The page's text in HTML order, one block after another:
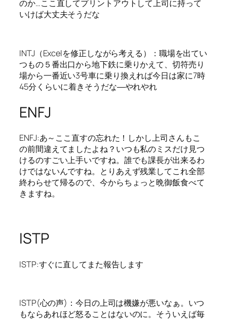
のか…ここ直してプリントアウトして上司に持って
いけば大丈夫そうだな
INTJ（Excelを修正しながら考える）：職場を出てい
つもの５番出口から地下鉄に乗りかえて、切符売り
場から一番近い3号車に乗り換えれば今日は家に7時
45分くらいに着きそうだな―やれやれ
ENFJ
ENFJ:あ～ここ直すの忘れた！しかし上司さんもこ
の前間違えてましたよね？いつも私のミスだけ見つ
けるのすごい上手いですね。誰でも課長が出来るわ
けではないんですね。とりあえず残業してこれ全部
終わらせて帰るので、今からちょっと晩御飯食べて
きますね。
ISTP
ISTP:すぐに直してまた報告します
ISTP(心の声)：今日の上司は機嫌が悪いなぁ。いつ
もならあれほど怒ることはないのに。そういえば毎